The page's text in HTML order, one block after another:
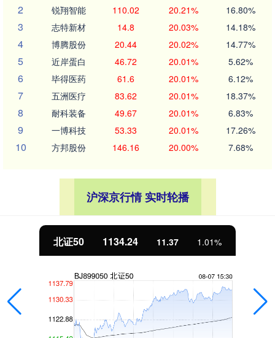
2 锐翔智能 110.02 20.21% 16.80%
3 志特新材 14.8 20.03% 14.18%
4 博腾股份 20.44 20.02% 14.77%
5 近岸蛋白 46.72 20.01% 5.62%
6 毕得医药 61.6 20.01% 6.12%
7 五洲医疗 83.62 20.01% 18.37%
8 耐科装备 49.67 20.01% 6.83%
9 一博科技 53.33 20.01% 17.26%
10 方邦股份 146.16 20.00% 7.68%
沪深京行情 实时轮播
北证50 1134.24 11.37 1.01%